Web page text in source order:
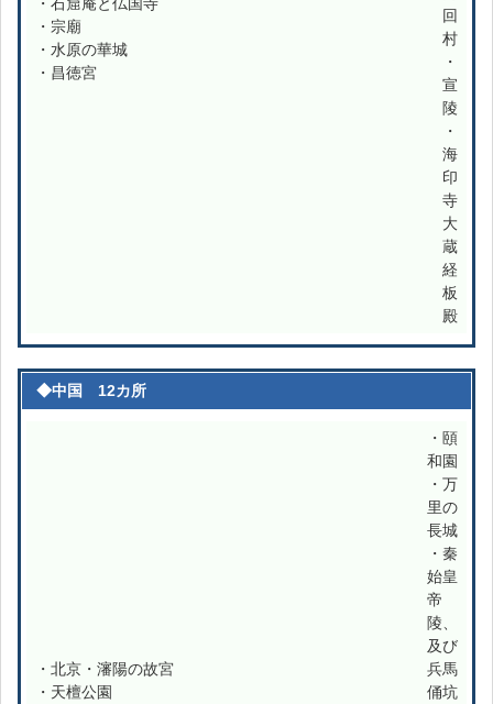
・宗廟
・水原の華城
・昌徳宮
回
村
・
宣
陵
・
海
印
寺
大
蔵
経
板
殿
◆中国 12カ所
・北京・瀋陽の故宮
・天檀公園
・頤
和園
・万
里の
長城
・秦
始皇
帝
陵、
及び
兵馬
俑坑